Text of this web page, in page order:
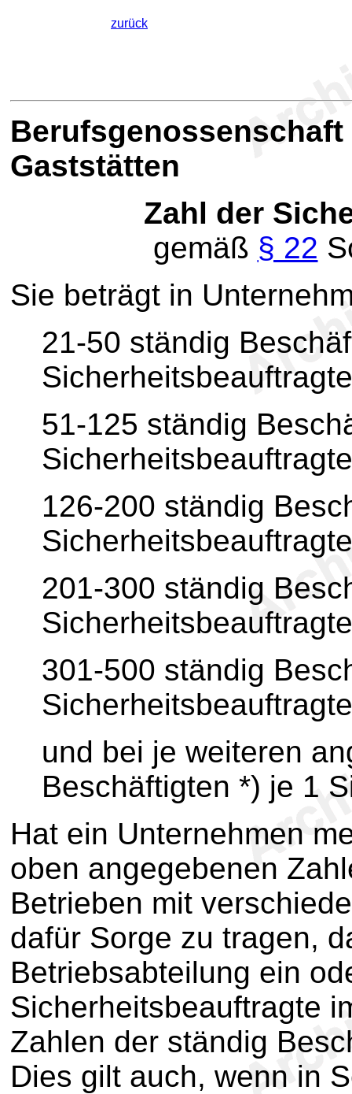
zurück
B
Gaststätten
Zahl der
gemäß § 22
Sie beträgt in
21-50 ständig
51-125 ständig
Sicherheitsbeauftragte
126-200 ständig
Sicherheitsbeauftragte
201-300 ständig
Sicherheitsbeauftragte
301-500 ständig
Sicherheitsbeauftragte
und bei je weiteren
Beschäftigten *) je 1
Hat ein Unternehmen
oben angegebenen
Betrieben mit
dafür Sorge zu tragen,
Betriebsabteilung ein
Sicherheitsbeauftragte
Zahlen der ständig
Dies gilt auch, wenn in